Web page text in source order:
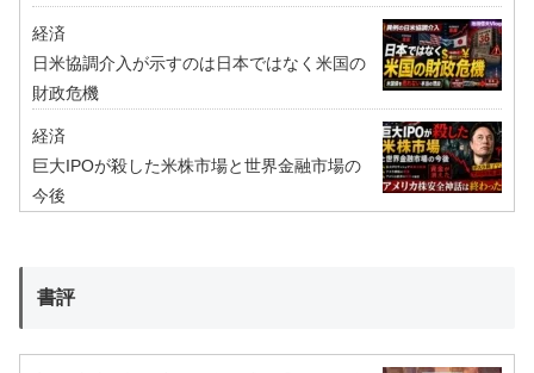
経済
日米協調介入が示すのは日本ではなく米国の
財政危機
経済
巨大IPOが殺した米株市場と世界金融市場の
今後
書評